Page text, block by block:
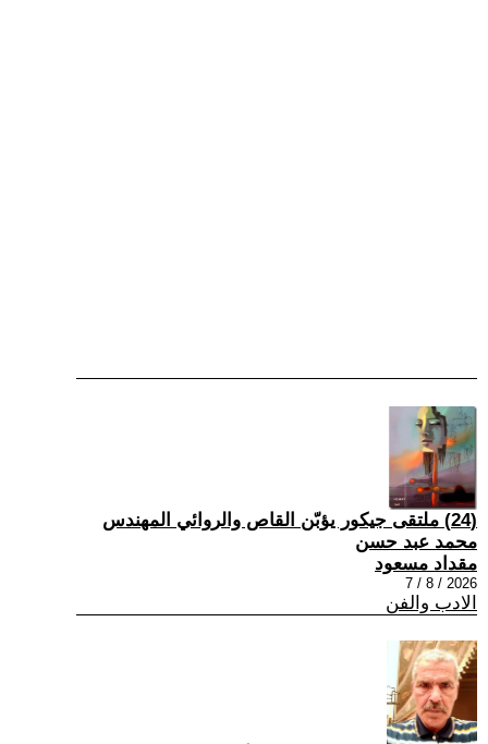
(24) ملتقى جيكور يؤبّن القاص والروائي المهندس
محمد عبد حسن
مقداد مسعود
2026 / 8 / 7
الادب والفن